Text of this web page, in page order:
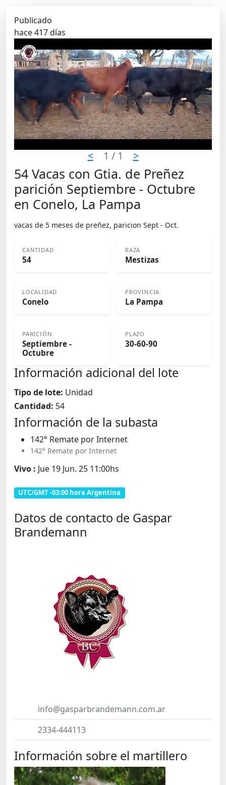
Publicado
hace 417 días
< 1 / 1 >
54 Vacas con Gtia. de Preñez
parición Septiembre - Octubre
en Conelo, La Pampa
vacas de 5 meses de preñez, paricion Sept - Oct.
CANTIDAD
54
RAZA
Mestizas
LOCALIDAD
Conelo
PROVINCIA
La Pampa
PARICIÓN
Septiembre -
Octubre
PLAZO
30-60-90
Información adicional del lote
Tipo de lote: Unidad
Cantidad: 54
Información de la subasta
142° Remate por Internet
142° Remate por Internet
Vivo : Jue 19 Jun. 25 11:00hs
UTC/GMT -03:00 hora Argentina
Datos de contacto de Gaspar
Brandemann
info@gasparbrandemann.com.ar
2334-444113
Información sobre el martillero